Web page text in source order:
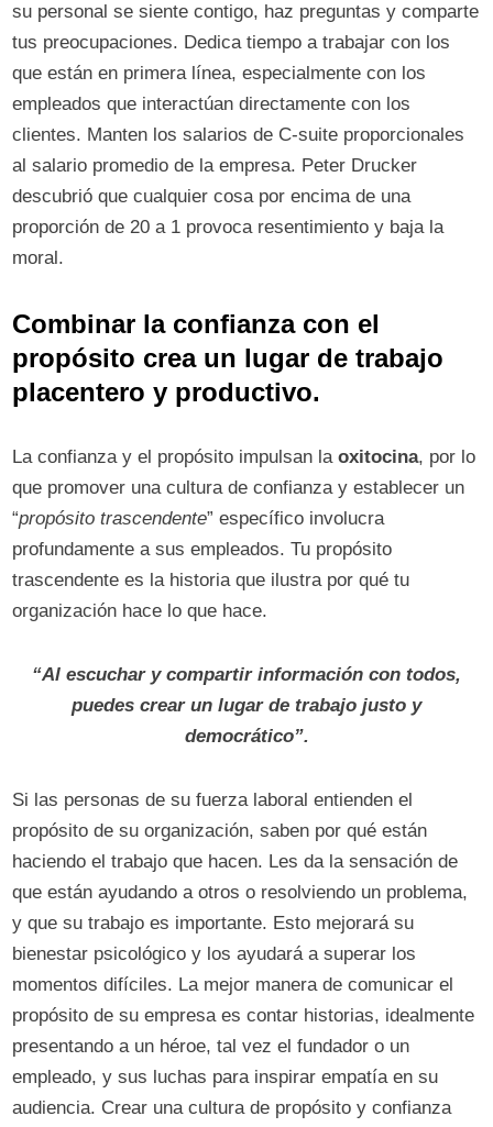
su personal se siente contigo, haz preguntas y comparte
tus preocupaciones. Dedica tiempo a trabajar con los
que están en primera línea, especialmente con los
empleados que interactúan directamente con los
clientes. Manten los salarios de C-suite proporcionales
al salario promedio de la empresa. Peter Drucker
descubrió que cualquier cosa por encima de una
proporción de 20 a 1 provoca resentimiento y baja la
moral.
Combinar la confianza con el
propósito crea un lugar de trabajo
placentero y productivo.
La confianza y el propósito impulsan laoxitocina, por lo
que promover una cultura de confianza y establecer un
“propósito trascendente” específico involucra
profundamente a sus empleados. Tu propósito
trascendente es la historia que ilustra por qué tu
organización hace lo que hace.
“Al escuchar y compartir información con todos,
puedes crear un lugar de trabajo justo y
democrático”.
Si las personas de su fuerza laboral entienden el
propósito de su organización, saben por qué están
haciendo el trabajo que hacen. Les da la sensación de
que están ayudando a otros o resolviendo un problema,
y ​​que su trabajo es importante. Esto mejorará su
bienestar psicológico y los ayudará a superar los
momentos difíciles. La mejor manera de comunicar el
propósito de su empresa es contar historias, idealmente
presentando a un héroe, tal vez el fundador o un
empleado, y sus luchas para inspirar empatía en su
audiencia. Crear una cultura de propósito y confianza